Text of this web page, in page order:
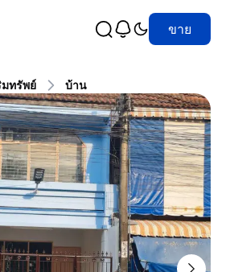
ขาย
ทรัพย์ บ้าน